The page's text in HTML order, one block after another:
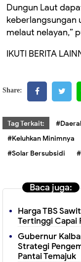
Dungun Laut
keberlangsungan
melaut nelayan,”
IKUTI BERITA
Share:
Tag Terkait:
#Keluhkan Minimnya
#Solar Bersubsidi
Baca juga:
Harga TBS
Tertinggi Capai
Gubernur
Strategi
Pantai Temajuk